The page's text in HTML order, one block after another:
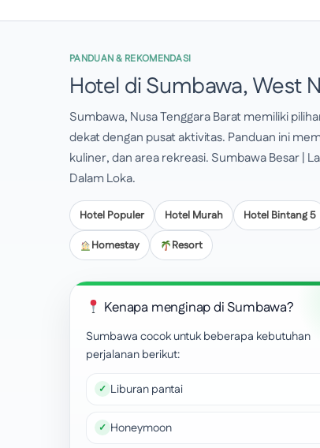
PANDUAN & REKOMENDASI
Hotel di Sumbawa, West
Sumbawa, Nusa Tenggara Barat memiliki
dekat dengan pusat aktivitas. Panduan ini
kuliner, dan area rekreasi. Sumbawa Besar |
Dalam Loka.
Hotel Populer Hotel Murah Hotel Bintang 5
Homestay Resort
Kenapa menginap di Sumbawa?
Sumbawa cocok untuk beberapa kebutuhan
perjalanan berikut:
Liburan pantai
Honeymoon